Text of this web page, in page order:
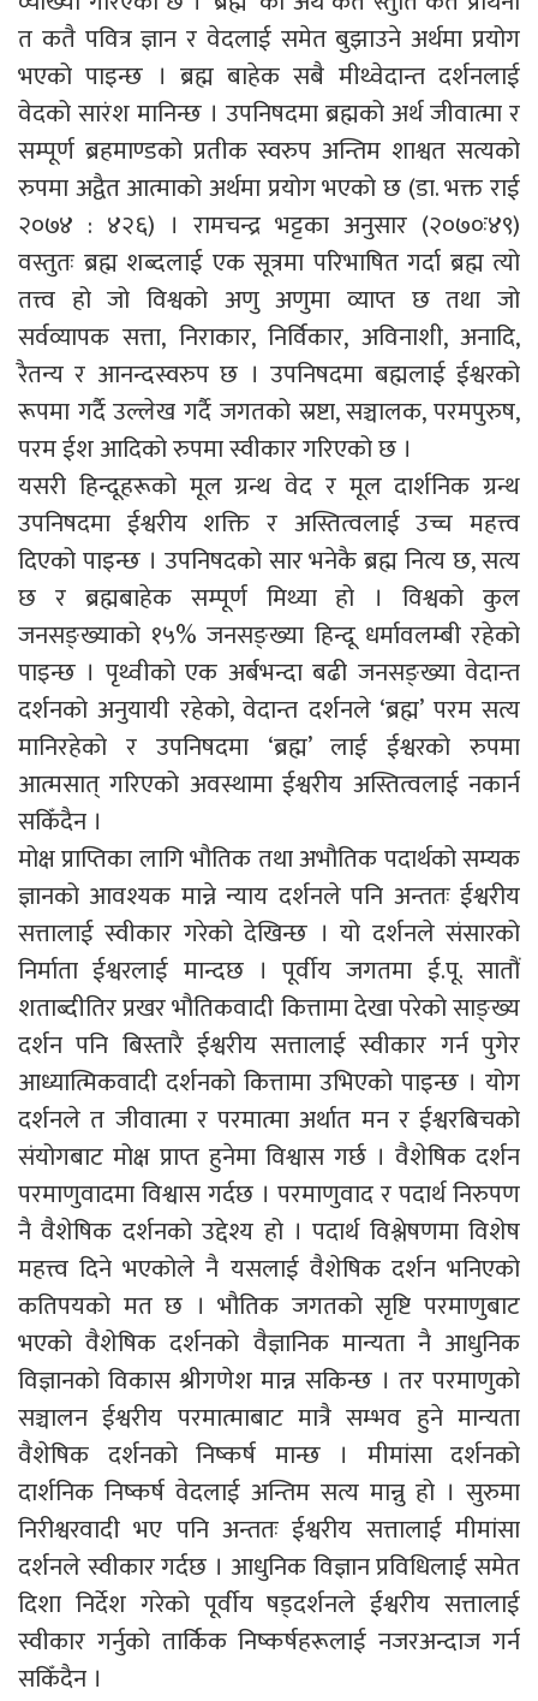
त कतै पवित्र ज्ञान र वेदलाई समेत बुझाउने अर्थमा प्रयोग
भएको पाइन्छ । ब्रह्म बाहेक सबै मीथ्वेदान्त दर्शनलाई
वेदको सारंश मानिन्छ । उपनिषदमा ब्रह्मको अर्थ जीवात्मा र
सम्पूर्ण ब्रहमाण्डको प्रतीक स्वरुप अन्तिम शाश्वत सत्यको
रुपमा अद्वैत आत्माको अर्थमा प्रयोग भएको छ (डा. भक्त राई
२०७४ : ४२६) । रामचन्द्र भट्टका अनुसार (२०७०ः४९)
वस्तुतः ब्रह्म शब्दलाई एक सूत्रमा परिभाषित गर्दा ब्रह्म त्यो
तत्त्व हो जो विश्वको अणु अणुमा व्याप्त छ तथा जो
सर्वव्यापक सत्ता, निराकार, निर्विकार, अविनाशी, अनादि,
रैतन्य र आनन्दस्वरुप छ । उपनिषदमा बह्मलाई ईश्वरको
रूपमा गर्दै उल्लेख गर्दै जगतको स्रष्टा, सञ्चालक, परमपुरुष,
परम ईश आदिको रुपमा स्वीकार गरिएको छ ।
यसरी हिन्दूहरूको मूल ग्रन्थ वेद र मूल दार्शनिक ग्रन्थ
उपनिषदमा ईश्वरीय शक्ति र अस्तित्वलाई उच्च महत्त्व
दिएको पाइन्छ । उपनिषदको सार भनेकै ब्रह्म नित्य छ, सत्य
छ र ब्रह्मबाहेक सम्पूर्ण मिथ्या हो । विश्वको कुल
जनसङ्ख्याको १५% जनसङ्ख्या हिन्दू धर्मावलम्बी रहेको
पाइन्छ । पृथ्वीको एक अर्बभन्दा बढी जनसङ्ख्या वेदान्त
दर्शनको अनुयायी रहेको, वेदान्त दर्शनले ‘ब्रह्म’ परम सत्य
मानिरहेको र उपनिषदमा ‘ब्रह्म’ लाई ईश्वरको रुपमा
आत्मसात् गरिएको अवस्थामा ईश्वरीय अस्तित्वलाई नकार्न
सकिँदैन ।
मोक्ष प्राप्तिका लागि भौतिक तथा अभौतिक पदार्थको सम्यक
ज्ञानको आवश्यक मान्ने न्याय दर्शनले पनि अन्ततः ईश्वरीय
सत्तालाई स्वीकार गरेको देखिन्छ । यो दर्शनले संसारको
निर्माता ईश्वरलाई मान्दछ । पूर्वीय जगतमा ई.पू. सातौं
शताब्दीतिर प्रखर भौतिकवादी कित्तामा देखा परेको साङ्ख्य
दर्शन पनि बिस्तारै ईश्वरीय सत्तालाई स्वीकार गर्न पुगेर
आध्यात्मिकवादी दर्शनको कित्तामा उभिएको पाइन्छ । योग
दर्शनले त जीवात्मा र परमात्मा अर्थात मन र ईश्वरबिचको
संयोगबाट मोक्ष प्राप्त हुनेमा विश्वास गर्छ । वैशेषिक दर्शन
परमाणुवादमा विश्वास गर्दछ । परमाणुवाद र पदार्थ निरुपण
नै वैशेषिक दर्शनको उद्देश्य हो । पदार्थ विश्लेषणमा विशेष
महत्त्व दिने भएकोले नै यसलाई वैशेषिक दर्शन भनिएको
कतिपयको मत छ । भौतिक जगतको सृष्टि परमाणुबाट
भएको वैशेषिक दर्शनको वैज्ञानिक मान्यता नै आधुनिक
विज्ञानको विकास श्रीगणेश मान्न सकिन्छ । तर परमाणुको
सञ्चालन ईश्वरीय परमात्माबाट मात्रै सम्भव हुने मान्यता
वैशेषिक दर्शनको निष्कर्ष मान्छ । मीमांसा दर्शनको
दार्शनिक निष्कर्ष वेदलाई अन्तिम सत्य मान्नु हो । सुरुमा
निरीश्वरवादी भए पनि अन्ततः ईश्वरीय सत्तालाई मीमांसा
दर्शनले स्वीकार गर्दछ । आधुनिक विज्ञान प्रविधिलाई समेत
दिशा निर्देश गरेको पूर्वीय षड्दर्शनले ईश्वरीय सत्तालाई
स्वीकार गर्नुको तार्किक निष्कर्षहरूलाई नजरअन्दाज गर्न
सकिँदैन ।